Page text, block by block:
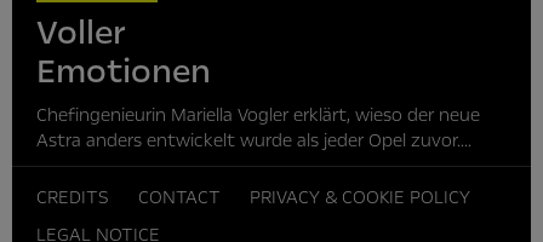
Voller
Emotionen
Chefingenieurin Mariella Vogler erklärt, wieso der neue
Astra anders entwickelt wurde als jeder Opel zuvor....
CREDITS CONTACT
PRIVACY & COOKIE POLICY
LEGAL NOTICE